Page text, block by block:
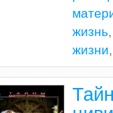
жизнь
жизни